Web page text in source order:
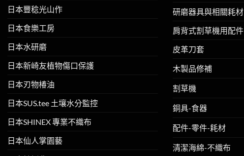
日本豐稔光山作
日本食樂工房
日本水研磨
日本新崎友植物傷口保護
日本刃物椿油
日本SUS.tee 土壤水分監控
日本SHINEX 專業不織布
日本仙人掌園藝
研磨器具與相關耗材
肩背式割草機用配件
皮革刀套
木製品修補
割草機
銅具-食器
配件-零件-耗材
清潔海綿-不織布